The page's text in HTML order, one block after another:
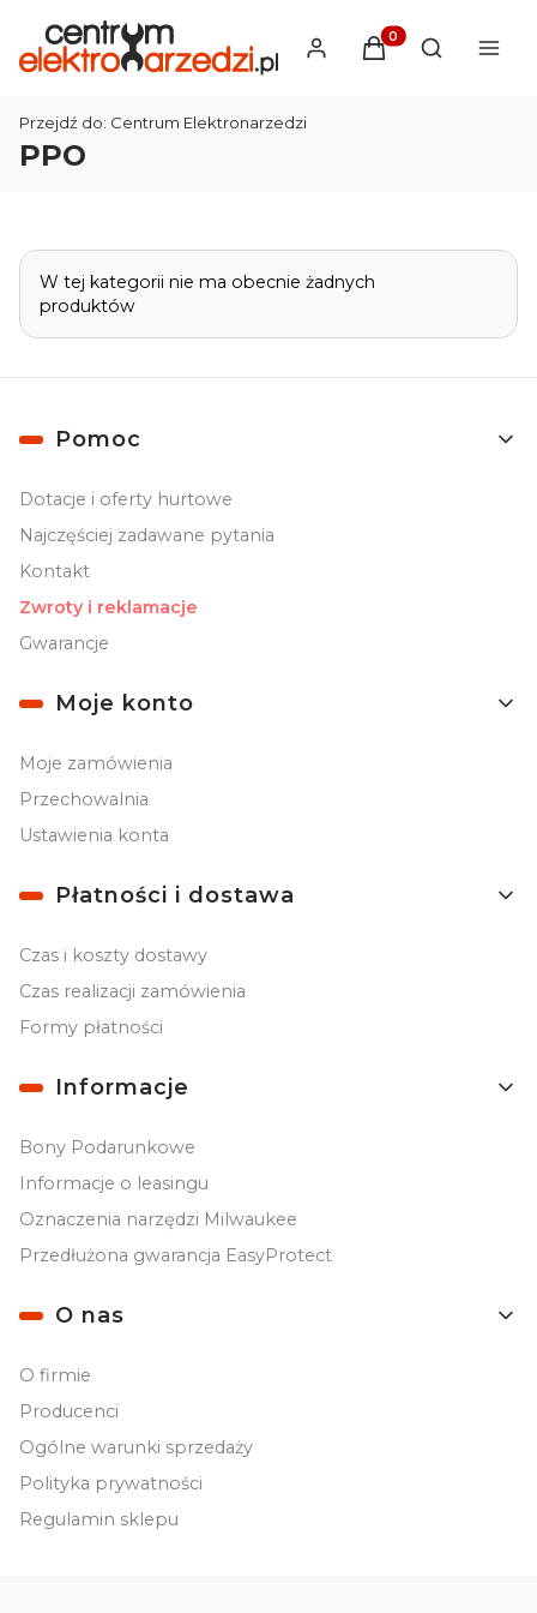
Produkty w
Otwórz
Przejdź do: Centrum Elektronarzedzi
PPO
Lista produktów
W tej kategorii nie ma obecnie żadnych
produktów
Linki w stopce
Pomoc
Dotacje i oferty hurtowe
Najczęściej zadawane pytania
Kontakt
Zwroty i reklamacje
Gwarancje
Moje konto
Moje zamówienia
Przechowalnia
Ustawienia konta
Płatności i dostawa
Czas i koszty dostawy
Czas realizacji zamówienia
Formy płatności
Informacje
Bony Podarunkowe
Informacje o leasingu
Oznaczenia narzędzi Milwaukee
Przedłużona gwarancja EasyProtect
O nas
O firmie
Producenci
Ogólne warunki sprzedaży
Polityka prywatności
Regulamin sklepu